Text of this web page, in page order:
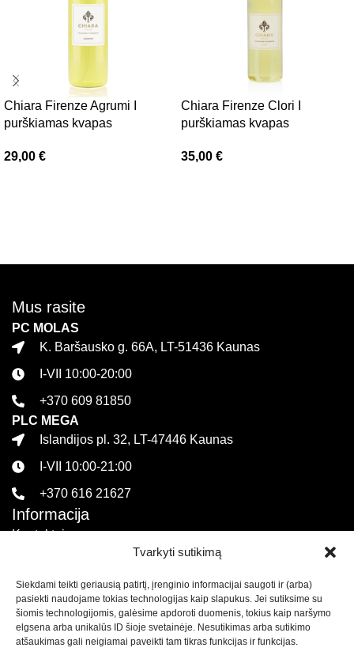
Tvarkyti sutikimą
Siekdami teikti geriausią patirtį, įrenginio informacijai saugoti ir (arba)
pasiekti naudojame tokias technologijas kaip slapukus. Jei sutiksime su
šiomis technologijomis, galėsime apdoroti duomenis, tokius kaip naršymo
elgsena arba unikalūs ID šioje svetainėje. Nesutikimas arba sutikimo
atšaukimas gali neigiamai paveikti tam tikras funkcijas ir funkcijas.
Chiara Firenze Agrumi I
purškiamas kvapas
29,00 €
Chiara Firenze Clori I
purškiamas kvapas
35,00 €
Mus rasite
PC MOLAS
K. Baršausko g. 66A, LT-51436 Kaunas
I-VII 10:00-20:00
+370 609 81850
PLC MEGA
Islandijos pl. 32, LT-47446 Kaunas
I-VII 10:00-21:00
+370 616 21627
Informacija
Kontaktai
Pirkimo sąlygos ir taisyklės
Privatumo politika
Sekite mus